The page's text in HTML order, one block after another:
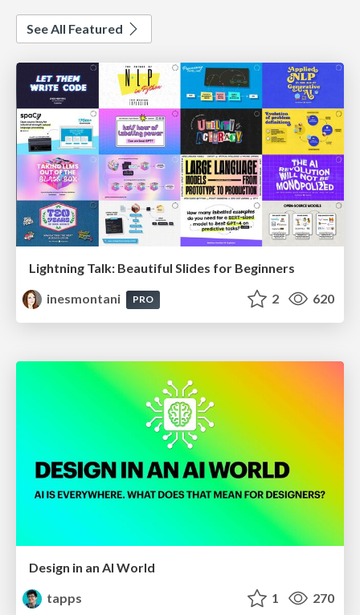
See All Featured
Lightning Talk: Beautiful Slides for Beginners
inesmontani
PRO 2 620
Design in an AI World
tapps
1 270